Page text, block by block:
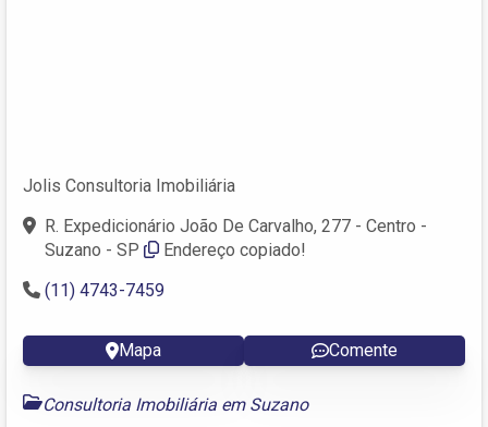
Jolis Consultoria Imobiliária
R. Expedicionário João De Carvalho, 277 - Centro -
Suzano - SP
Endereço copiado!
(11) 4743-7459
Mapa Comente
Consultoria Imobiliária em Suzano